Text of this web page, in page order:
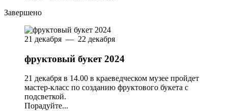
Завершено
21 декабря — 22 декабря
фруктовый букет 2024
21 декабря в 14.00 в краеведческом музее пройдет
мастер-класс по созданию фруктового букета с
подсветкой.
Порадуйте...